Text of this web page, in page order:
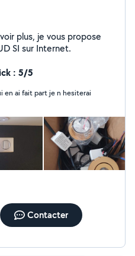
plus, je vous propose
SI sur Internet.
: 5/5
en ai fait part je n hesiterai
Contacter